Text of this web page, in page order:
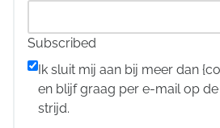
Subscribed
Ik sluit mij aan bij meer dan
en blijf graag per e-mail op
strijd.